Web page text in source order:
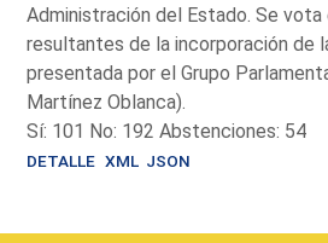
Administración del Estado. Se
resultantes de la incorporación de
presentada por el Grupo
Martínez Oblanca).
Sí: 101 No: 192 Abstenciones: 54
DETALLE XML JSON